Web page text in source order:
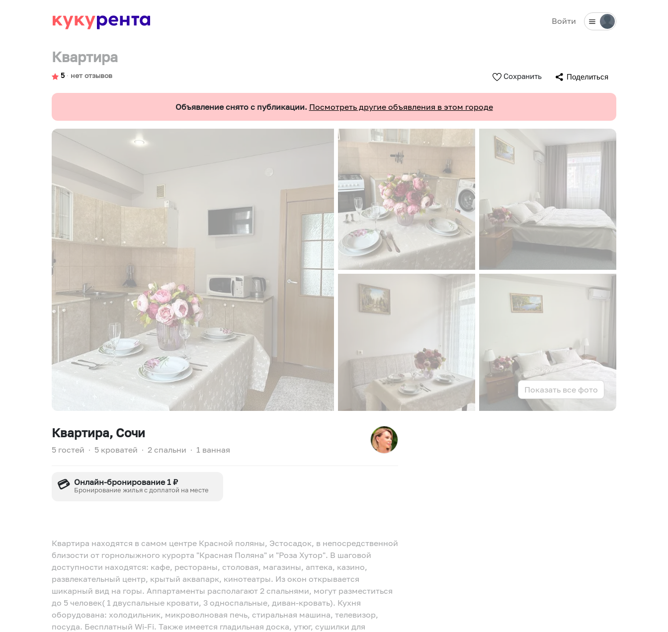
Войти
Квартира
5 ∙ нет отзывов Сохранить Поделиться
Объявление снято с публикации. Посмотреть другие объявления в этом городе
Показать все фото
Квартира, Сочи
5 гостей ∙ 5 кроватей ∙ 2 спальни ∙ 1 ванная
💳 Онлайн-бронирование 1 ₽
Бронирование жилья с доплатой на месте
Квартира находятся в самом центре Красной поляны, Эстосадок, в непосредственной
близости от горнолыжного курорта "Красная Поляна" и "Роза Хутор". В шаговой
доступности находятся: кафе, рестораны, столовая, магазины, аптека, казино,
развлекательный центр, крытый аквапарк, кинотеатры. Из окон открывается
шикарный вид на горы. Аппартаменты располагают 2 спальнями, могут разместиться
до 5 человек( 1 двуспальные кровати, 3 односпальные, диван-кровать). Кухня
оборудована: холодильник, микроволновая печь, стиральная машина, телевизор,
посуда. Бесплатный Wi-Fi. Также имеется гладильная доска, утюг, сушилки для